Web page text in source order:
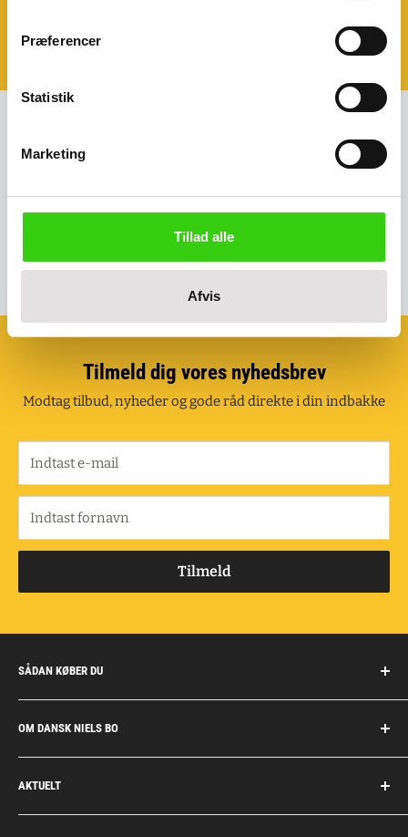
Præferencer
Statistik
Marketing
Tillad alle
Afvis
Book et møde - så kommer vi til dig!
Mulighed for kreditkort, EAN faktura eller fakturaaftale.
Tilmeld dig vores nyhedsbrev
Modtag tilbud, nyheder og gode råd direkte i din indbakke
Indtast e-mail
Indtast fornavn
Tilmeld
SÅDAN KØBER DU
Handelsbetingelser
Fragt og retur
Privatkunder/erhverv
Fakturaaftale
OM DANSK NIELS BO
Om Dansk Niels Bo
Privatlivspolitik
Job
AKTUELT
Personlig rådgivning